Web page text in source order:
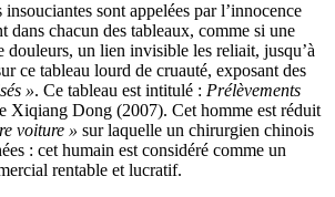
sont appelées par l’innocence
dans chacun des tableaux, comme si une
un lien invisible les reliait, jusqu’à
ce tableau lourd de cruauté, exposant des
». Ce tableau est intitulé : Prélèvements
Xiqiang Dong (2007). Cet homme est réduit
voiture » sur laquelle un chirurgien chinois
: cet humain est considéré comme un
rentable et lucratif.